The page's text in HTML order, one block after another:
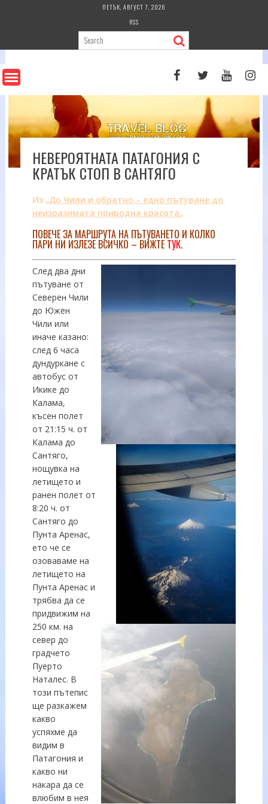
ПЕТЪК, АВГУСТ 7, 2026
RSS
НЕВЕРОЯТНАТА ПАТАГОНИЯ С
КРАТЪК СТОП В САНТЯГО
Из „До Чили и обратно – едно пътуване до
неизразимата природна красота„
ПОВЕЧЕ ЗА МАРШРУТА НА ПЪТУВАНЕТО И КОЛКО
ПАРИ НИ ИЗЛЕЗЕ ВСИЧКО – ВИЖТЕ ТУК.
След два дни
пътуване от
Северен Чили
до Южен
Чили или
иначе казано:
след 6 часа
дундуркане с
автобус от
Икике до
Калама,
късен полет
от 21:15 ч. от
Калама до
Сантяго,
нощувка на
летището и
ранен полет от
8:20 ч. от
Сантяго до
Пунта Аренас,
ето че се
озоваваме на
летището на
Пунта Аренас и
трябва да се
придвижим на
250 км. на
север до
градчето
Пуерто
Наталес. В
този пътепис
ще разкажем
какво
успяхме да
видим в
Патагония и
какво ни
накара да се
влюбим в нея